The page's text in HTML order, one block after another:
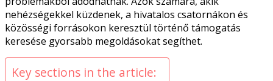
nehézségekkel küzdenek, a hivatalos csatornákon és
közösségi forrásokon keresztül történő támogatás
keresése gyorsabb megoldásokat segíthet.
Key sections in the article: